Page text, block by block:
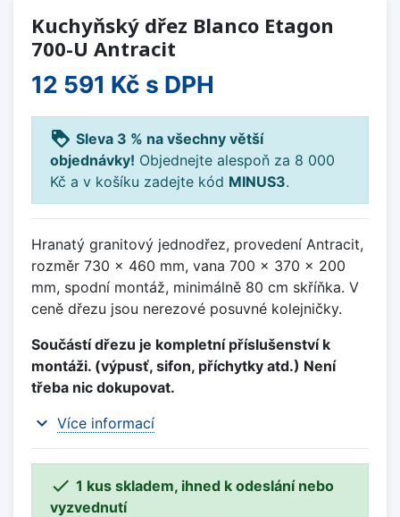
Kuchyňský dřez Blanco Etagon
700-U Antracit
12 591 Kč s DPH
loyalty Sleva 3 % na všechny větší
objednávky! Objednejte alespoň za 8 000
Kč a v košíku zadejte kód MINUS3.
Hranatý granitový jednodřez, provedení Antracit,
rozměr 730 x 460 mm, vana 700 x 370 x 200
mm, spodní montáž, minimálně 80 cm skříňka. V
ceně dřezu jsou nerezové posuvné kolejničky.
Součástí dřezu je kompletní příslušenství k
montáži. (výpusť, sifon, příchytky atd.) Není
třeba nic dokupovat.
expand_more Více informací
 1 kus skladem, ihned k odeslání nebo
vyzvednutí